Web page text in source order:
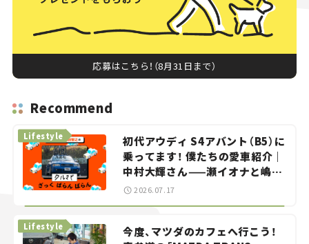
応募はこちら！（8月31日まで）
Recommend
初代アウディ S4アバント（B5）に
乗ってます！ 僕たちの愛車紹介｜
中村大輝さん——瀬イオナと嶋田
智之の「クルマでざっくばらんば
Lifestyle
2026.07.17
今度、マツダのカフェへ行こう！
Lifestyle